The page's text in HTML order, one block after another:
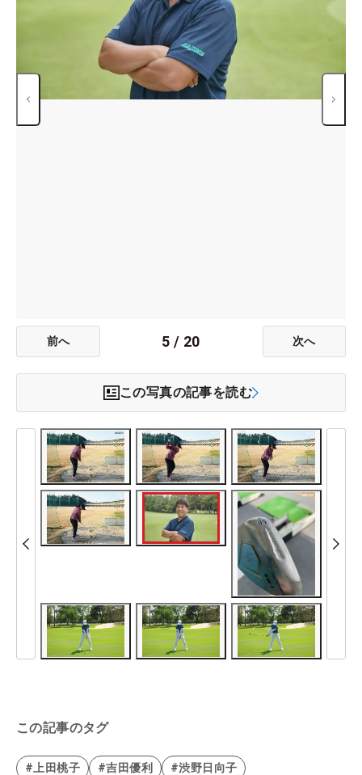
前へ 5 / 20 次へ
この写真の記事を読む
この記事のタグ
#上田桃子 #吉田優利 #渋野日向子